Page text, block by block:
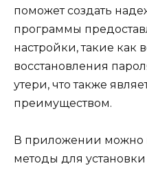
поможет создать
программы
настройки, такие как
восстановления
утери, что также
преимуществом.
В приложении можно
методы для